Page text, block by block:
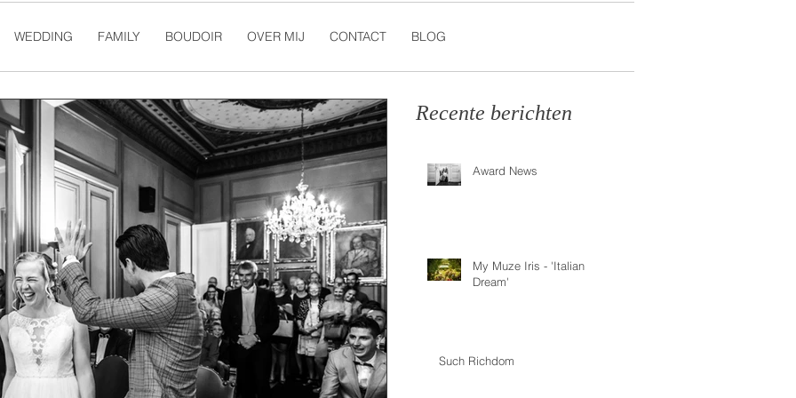
WEDDING FAMILY BOUDOIR OVER MIJ CONTACT BLOG
Recente berichten
Award News
My Muze Iris - 'Italian
Dream'
Such Richdom